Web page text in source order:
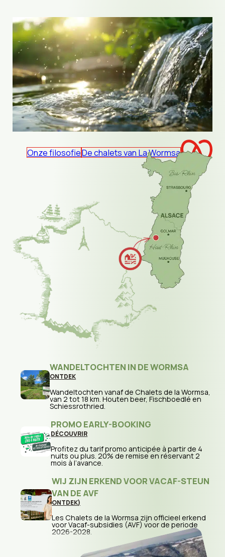
Onze filosofieDe chalets van La Wormsa
WANDELTOCHTEN IN DE WORMSA
ONTDEK:
A
N
D
E
T
O
C
H
T
E
N
N
D
E
W
R
M
S
Wandeltochten vanaf de Chalets de la Wormsa,
van 2 tot 18 km. Houten beer, Fischboedlé en
Schiessrothried.
PROMO EARLY-BOOKING
DÉCOUVRIR
P
R
O
M
E
A
R
-
B
O
I
Profitez du tarif promo anticipée à partir de 4
nuits ou plus. 20% de remise en réservant 2
mois à l’avance.
WIJ ZIJN ERKEND VOOR VACAF-STEUN
VAN DE AVF
ONTDEK:
W
I
J
Z
I
)
Les Chalets de la Wormsa zijn officieel erkend
voor Vacaf-subsidies (AVF) voor de periode
2026-2028.
BETALING IN 3 TERMIJNEN ZONDER